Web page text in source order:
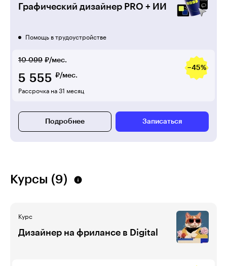
Графический дизайнер PRO + ИИ
Помощь в трудоустройстве
10 099 ₽/мес.
−45%
5 555 ₽/мес.
Рассрочка на 31 месяц
Подробнее Записаться
Курсы (9)
Курс
Дизайнер на фрилансе в Digital